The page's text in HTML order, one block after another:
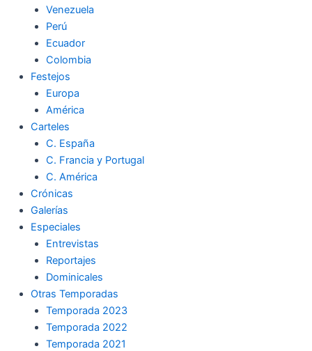
k
Venezuela
Perú
Ecuador
Colombia
Festejos
Europa
América
Carteles
C. España
C. Francia y Portugal
C. América
Crónicas
Galerías
Especiales
Entrevistas
Reportajes
Dominicales
Otras Temporadas
Temporada 2023
Temporada 2022
Temporada 2021